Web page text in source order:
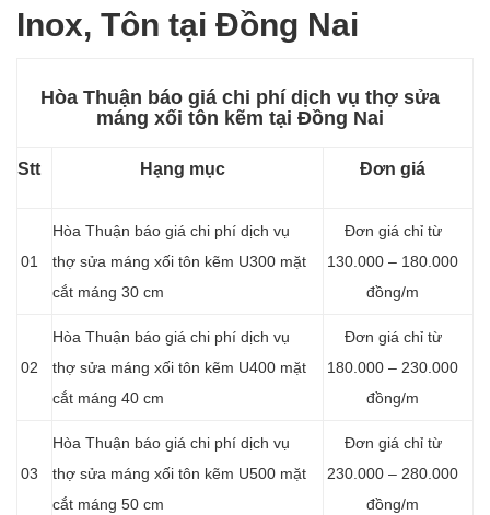
Inox, Tôn tại Đồng Nai
Hòa Thuận báo giá chi phí dịch vụ thợ sửa
máng xối tôn kẽm tại Đồng Nai
Stt Hạng mục Đơn giá
01
Hòa Thuận báo giá chi phí dịch vụ
thợ sửa máng xối tôn kẽm U300 mặt
cắt máng 30 cm
Đơn giá chỉ từ
130.000 – 180.000
đồng/m
02
Hòa Thuận báo giá chi phí dịch vụ
thợ sửa máng xối tôn kẽm U400 mặt
cắt máng 40 cm
Đơn giá chỉ từ
180.000 – 230.000
đồng/m
03
Hòa Thuận báo giá chi phí dịch vụ
thợ sửa máng xối tôn kẽm U500 mặt
cắt máng 50 cm
Đơn giá chỉ từ
230.000 – 280.000
đồng/m